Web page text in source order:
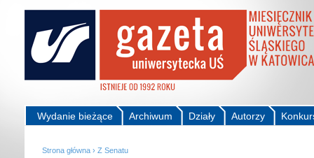
Autorzy
Działy
Archiwum
Wydanie bieżące
Strona główna › Z Senatu